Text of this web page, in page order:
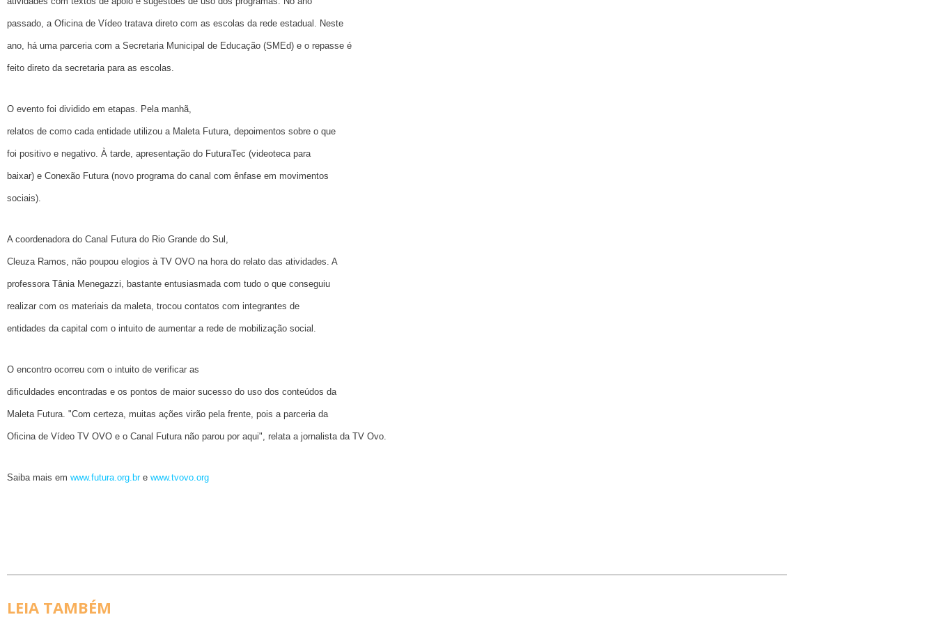
passado, a Oficina de Vídeo tratava direto com as escolas da rede estadual. Neste
ano, há uma parceria com a Secretaria Municipal de Educação (SMEd) e o repasse é
feito direto da secretaria para as escolas.
O evento foi dividido em etapas. Pela manhã,
relatos de como cada entidade utilizou a Maleta Futura, depoimentos sobre o que
foi positivo e negativo. À tarde, apresentação do FuturaTec (videoteca para
baixar) e Conexão Futura (novo programa do canal com ênfase em movimentos
sociais).
A coordenadora do Canal Futura do Rio Grande do Sul,
Cleuza Ramos, não poupou elogios à TV OVO na hora do relato das atividades. A
professora Tânia Menegazzi, bastante entusiasmada com tudo o que conseguiu
realizar com os materiais da maleta, trocou contatos com integrantes de
entidades da capital com o intuito de aumentar a rede de mobilização social.
O encontro ocorreu com o intuito de verificar as
dificuldades encontradas e os pontos de maior sucesso do uso dos conteúdos da
Maleta Futura. "Com certeza, muitas ações virão pela frente, pois a parceria da
Oficina de Vídeo TV OVO e o Canal Futura não parou por aqui", relata a jornalista da TV Ovo.
Saiba mais em www.futura.org.bre www.tvovo.org
LEIA TAMBÉM